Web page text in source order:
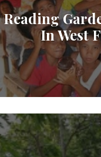
Reading
In West